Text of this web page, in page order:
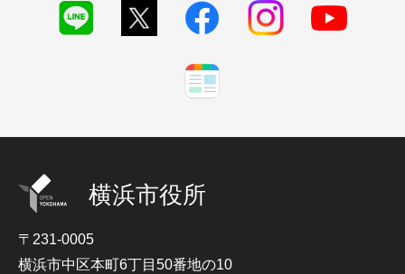
横浜市役所
〒231-0005
横浜市中区本町6丁目50番地の10